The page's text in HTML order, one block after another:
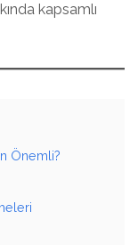
kapsamlı
Önemli?